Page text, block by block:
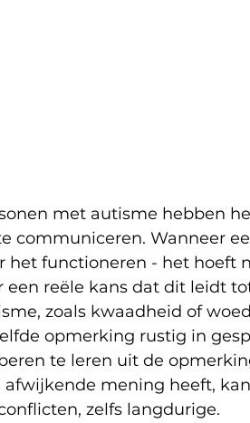
met autisme hebben
communiceren. Wanneer
het functioneren - het hoeft
een reële kans dat dit leidt
zoals kwaadheid of
opmerking rustig in
te leren uit de
afwijkende mening heeft,
zelfs langdurige.